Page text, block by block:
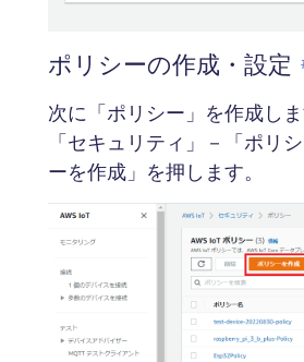
ポリシーの作成・設定
次に「ポリシー」を作成しま
「セキュリティ」－「ポリ
ーを作成」を押します。